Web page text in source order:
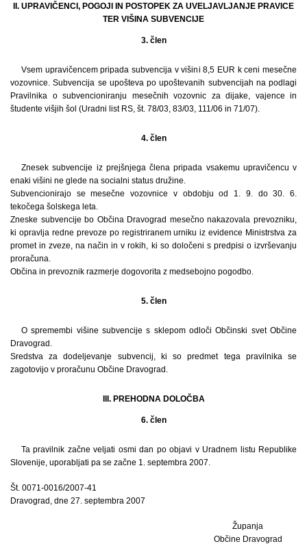
II. UPRAVIČENCI, POGOJI IN POSTOPEK ZA UVELJAVLJANJE PRAVICE
TER VIŠINA SUBVENCIJE
3. člen
Vsem upravičencem pripada subvencija v višini 8,5 EUR k ceni mesečne
vozovnice. Subvencija se upošteva po upoštevanih subvencijah na podlagi
Pravilnika o subvencioniranju mesečnih vozovnic za dijake, vajence in
študente višjih šol (Uradni list RS, št. 78/03, 83/03, 111/06 in 71/07).
4. člen
Znesek subvencije iz prejšnjega člena pripada vsakemu upravičencu v
enaki višini ne glede na socialni status družine.
Subvencionirajo se mesečne vozovnice v obdobju od 1. 9. do 30. 6.
tekočega šolskega leta.
Zneske subvencije bo Občina Dravograd mesečno nakazovala prevozniku,
ki opravlja redne prevoze po registriranem urniku iz evidence Ministrstva za
promet in zveze, na način in v rokih, ki so določeni s predpisi o izvrševanju
proračuna.
Občina in prevoznik razmerje dogovorita z medsebojno pogodbo.
5. člen
O spremembi višine subvencije s sklepom odloči Občinski svet Občine
Dravograd.
Sredstva za dodeljevanje subvencij, ki so predmet tega pravilnika se
zagotovijo v proračunu Občine Dravograd.
III. PREHODNA DOLOČBA
6. člen
Ta pravilnik začne veljati osmi dan po objavi v Uradnem listu Republike
Slovenije, uporabljati pa se začne 1. septembra 2007.
Št. 0071-0016/2007-41
Dravograd, dne 27. septembra 2007
Županja
Občine Dravograd